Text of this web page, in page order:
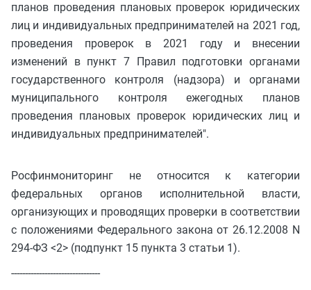
планов проведения плановых проверок юридических
лиц и индивидуальных предпринимателей на 2021 год,
проведения проверок в 2021 году и внесении
изменений в пункт 7 Правил подготовки органами
государственного контроля (надзора) и органами
муниципального контроля ежегодных планов
проведения плановых проверок юридических лиц и
индивидуальных предпринимателей".
Росфинмониторинг не относится к категории
федеральных органов исполнительной власти,
организующих и проводящих проверки в соответствии
с положениями Федерального закона от 26.12.2008 N
294-ФЗ <2> (подпункт 15 пункта 3 статьи 1).
--------------------------------